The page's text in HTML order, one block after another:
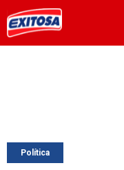
Política